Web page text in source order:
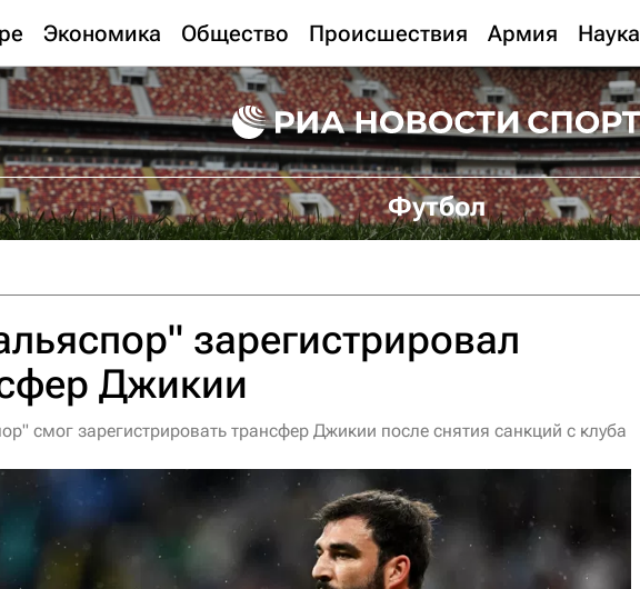
Экономика Общество Происшествия Армия Наука
Футбол
зарегистрировал
Джикии
смог зарегистрировать трансфер Джикии после снятия санкций с клуба